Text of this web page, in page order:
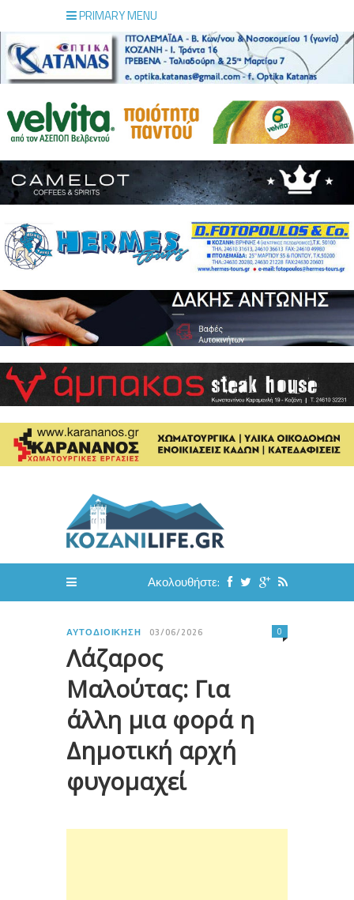
PRIMARY MENU
Ακολουθήστε:
ΑΥΤΟΔΙΟΊΚΗΣΗ 03/06/2026
Λάζαρος
Μαλούτας: Για
άλλη μια φορά η
Δημοτική αρχή
φυγομαχεί
0